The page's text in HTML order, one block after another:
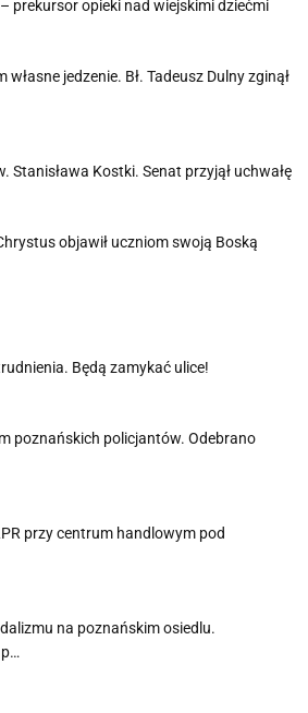
prekursor opieki nad wiejskimi dziećmi
własne jedzenie. Bł. Tadeusz Dulny zginął
Stanisława Kostki. Senat przyjął uchwałę
objawił uczniom swoją Boską
Będą zamykać ulice!
poznańskich policjantów. Odebrano
przy centrum handlowym pod
na poznańskim osiedlu.